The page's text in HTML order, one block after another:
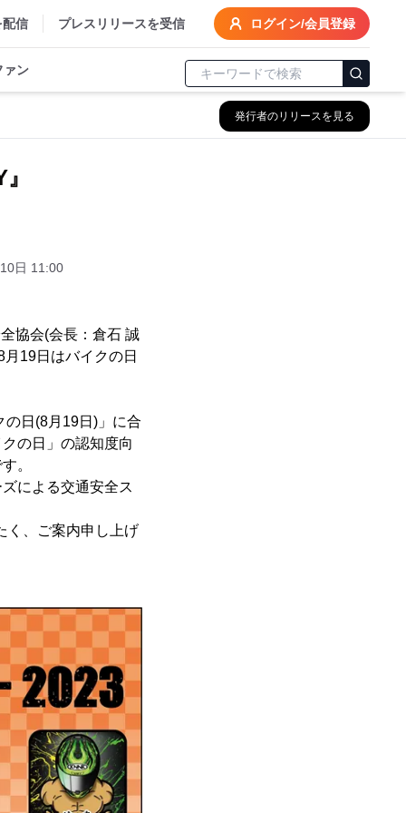
配信 プレスリリースを受信 ログイン/会員登録
ァン
発行者のリリースを見る
日 11:00
協会(会長：倉石 誠
19日はバイクの日
日(8月19日)」に合
の日」の認知度向
。
による交通安全ス
く、ご案内申し上げ